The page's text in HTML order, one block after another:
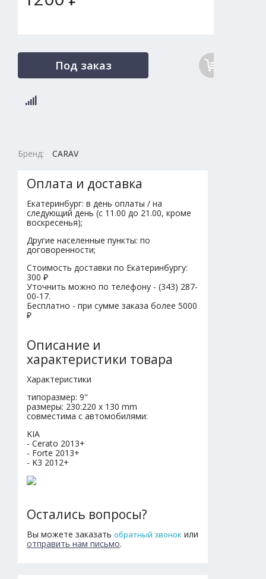
Под заказ
Бренд: CARAV
Оплата и доставка
Екатеринбург: в день оплаты / на
следующий день (с 11.00 до 21.00, кроме
воскресенья);
Другие населенные пункты: по
договоренности;
Стоимость доставки по Екатеринбургу:
300 ₽
Уточнить можно по телефону - (343) 287-
00-17.
Бесплатно - при сумме заказа более 5000
₽
Описание и
характеристики товара
Характеристики
типоразмер: 9"
размеры: 230:220 x 130 mm
совместима с автомобилями:
KIA
- Cerato 2013+
- Forte 2013+
- K3 2012+
Остались вопросы?
Вы можете заказать обратный звонок или
отправить нам письмо.